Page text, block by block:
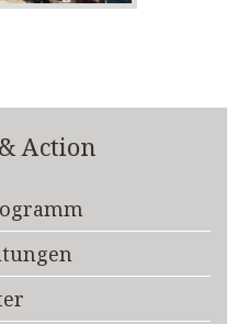
Action